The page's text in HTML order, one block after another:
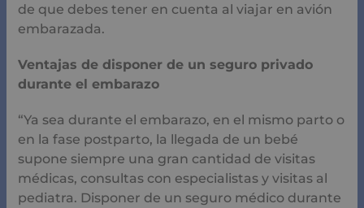
de que debes tener en cuenta al viajar en avión
embarazada.
Ventajas de disponer de un seguro privado
durante el embarazo
“Ya sea durante el embarazo, en el mismo parto o
en la fase postparto, la llegada de un bebé
supone siempre una gran cantidad de visitas
médicas, consultas con especialistas y visitas al
pediatra. Disponer de un seguro médico durante